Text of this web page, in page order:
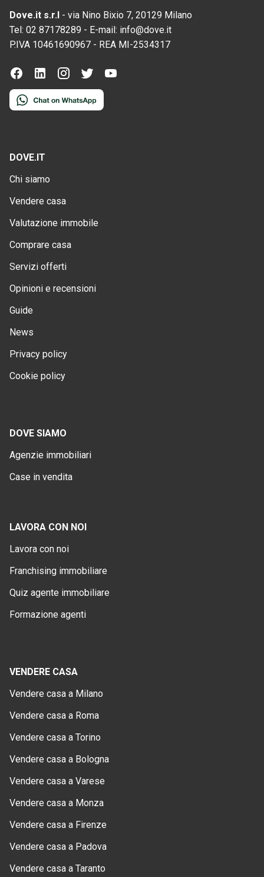
Dove.it s.r.l - via Nino Bixio 7, 20129 Milano
Tel: 02 87178289 - E-mail: info@dove.it
P.IVA 10461690967 - REA MI-2534317
DOVE.IT
Chi siamo
Vendere casa
Valutazione immobile
Comprare casa
Servizi offerti
Opinioni e recensioni
Guide
News
Privacy policy
Cookie policy
DOVE SIAMO
Agenzie immobiliari
Case in vendita
LAVORA CON NOI
Lavora con noi
Franchising immobiliare
Quiz agente immobiliare
Formazione agenti
VENDERE CASA
Vendere casa a Milano
Vendere casa a Roma
Vendere casa a Torino
Vendere casa a Bologna
Vendere casa a Varese
Vendere casa a Monza
Vendere casa a Firenze
Vendere casa a Padova
Vendere casa a Taranto